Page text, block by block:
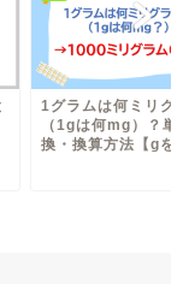
交流の周波数とは？
50Hzと60Hzの違い
説！（関東・関西の